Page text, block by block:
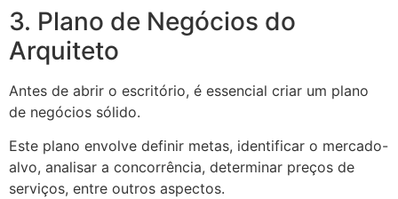
3. Plano de Negócios do
Arquiteto
Antes de abrir o escritório, é essencial criar um plano
de negócios sólido.
Este plano envolve definir metas, identificar o mercado-
alvo, analisar a concorrência, determinar preços de
serviços, entre outros aspectos.